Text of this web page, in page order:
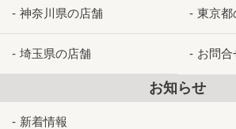
神奈川県の店舗 東京都
埼玉県の店舗 お問
お知らせ
新着情報